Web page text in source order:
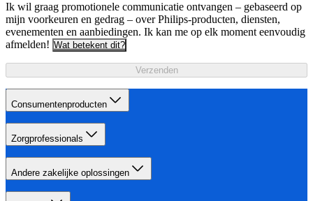
Ik wil graag promotionele communicatie ontvangen – gebaseerd op
mijn voorkeuren en gedrag – over Philips-producten, diensten,
evenementen en aanbiedingen. Ik kan me op elk moment eenvoudig
afmelden! Wat betekent dit?
Verzenden
Consumentenproducten
Zorgprofessionals
Andere zakelijke oplossingen